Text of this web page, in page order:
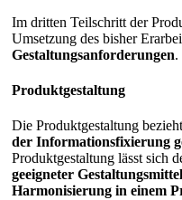
Im dritten Teilschritt der
Umsetzung des bisher
Gestaltungsanforderungen.
Produktgestaltung
Die Produktgestaltung
der Informationsfixierung
Produktgestaltung lässt sich
geeigneter
Harmonisierung in einem